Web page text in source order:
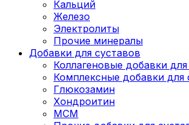
Кальций
Железо
Электролиты
Прочие минералы
Добавки для суставов
Коллагеновые добавки
Комплексные добавки для
Глюкозамин
Хондроитин
MCM